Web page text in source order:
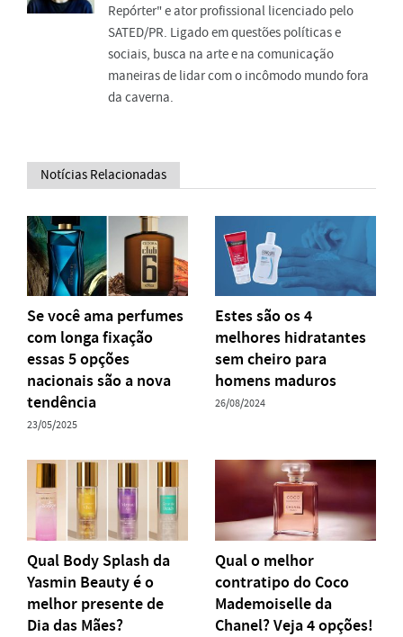
Repórter" e ator profissional licenciado pelo
SATED/PR. Ligado em questões políticas e
sociais, busca na arte e na comunicação
maneiras de lidar com o incômodo mundo fora
da caverna.
Notícias Relacionadas
Se você ama perfumes
com longa fixação
essas 5 opções
nacionais são a nova
tendência
23/05/2025
Estes são os 4
melhores hidratantes
sem cheiro para
homens maduros
26/08/2024
Qual Body Splash da
Yasmin Beauty é o
melhor presente de
Dia das Mães?
Qual o melhor
contratipo do Coco
Mademoiselle da
Chanel? Veja 4 opções!